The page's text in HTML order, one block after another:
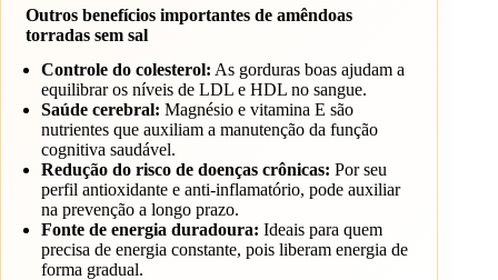
Outros benefícios importantes de amêndoas
torradas sem sal
Controle do colesterol: As gorduras boas ajudam a
equilibrar os níveis de LDL e HDL no sangue.
Saúde cerebral: Magnésio e vitamina E são
nutrientes que auxiliam a manutenção da função
cognitiva saudável.
Redução do risco de doenças crônicas: Por seu
perfil antioxidante e anti-inflamatório, pode auxiliar
na prevenção a longo prazo.
Fonte de energia duradoura: Ideais para quem
precisa de energia constante, pois liberam energia de
forma gradual.